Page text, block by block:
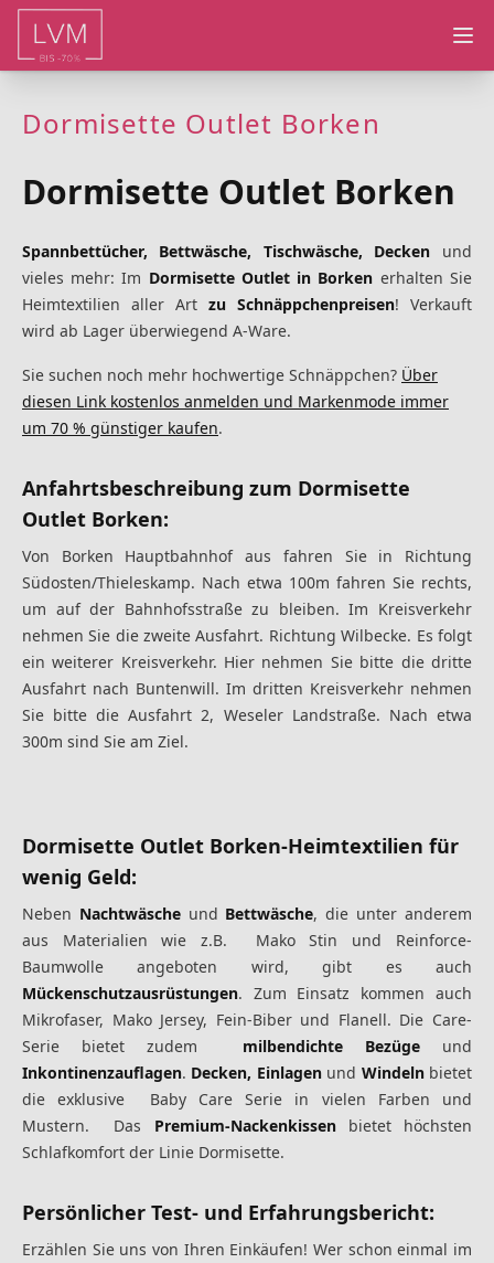
Dormisette Outlet Borken
Dormisette Outlet Borken
Spannbettücher, Bettwäsche, Tischwäsche, Decken und
vieles mehr: Im Dormisette Outlet in Borken erhalten Sie
Heimtextilien aller Art zu Schnäppchenpreisen! Verkauft
wird ab Lager überwiegend A-Ware.
Sie suchen noch mehr hochwertige Schnäppchen? Über
diesen Link kostenlos anmelden und Markenmode immer
um 70 % günstiger kaufen.
Anfahrtsbeschreibung zum Dormisette
Outlet Borken:
Von Borken Hauptbahnhof aus fahren Sie in Richtung
Südosten/Thieleskamp. Nach etwa 100m fahren Sie rechts,
um auf der Bahnhofsstraße zu bleiben. Im Kreisverkehr
nehmen Sie die zweite Ausfahrt. Richtung Wilbecke. Es folgt
ein weiterer Kreisverkehr. Hier nehmen Sie bitte die dritte
Ausfahrt nach Buntenwill. Im dritten Kreisverkehr nehmen
Sie bitte die Ausfahrt 2, Weseler Landstraße. Nach etwa
300m sind Sie am Ziel.
Dormisette Outlet Borken-Heimtextilien für
wenig Geld:
Neben Nachtwäscheund Bettwäsche, die unter anderem
aus Materialien wie z.B. Mako Stin und Reinforce-
Baumwolle angeboten wird, gibt es auch
Mückenschutzausrüstungen. Zum Einsatz kommen auch
Mikrofaser, Mako Jersey, Fein-Biber und Flanell. Die Care-
Serie bietet zudem milbendichte Bezügeund
Inkontinenzauflagen. Decken, Einlagenund Windelnbietet
die exklusive Baby Care Serie in vielen Farben und
Mustern. Das Premium-Nackenkissenbietet höchsten
Schlafkomfort der Linie Dormisette.
Persönlicher Test- und Erfahrungsbericht:
Erzählen Sie uns von Ihren Einkäufen! Wer schon einmal im